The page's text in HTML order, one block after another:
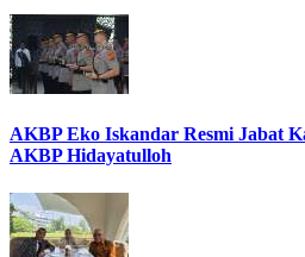
AKBP Eko Iskandar Resmi Jabat
AKBP Hidayatulloh